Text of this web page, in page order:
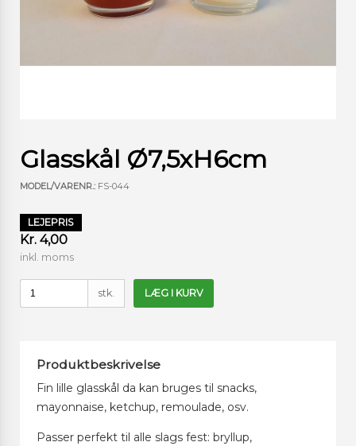
Glasskål Ø7,5xH6cm
MODEL/VARENR.: FS-044
LEJEPRIS
Kr. 4,00
inkl. moms
stk. LÆG I KURV
Produktbeskrivelse
Fin lille glasskål da kan bruges til snacks,
mayonnaise, ketchup, remoulade, osv.
Passer perfekt til alle slags fest: bryllup,